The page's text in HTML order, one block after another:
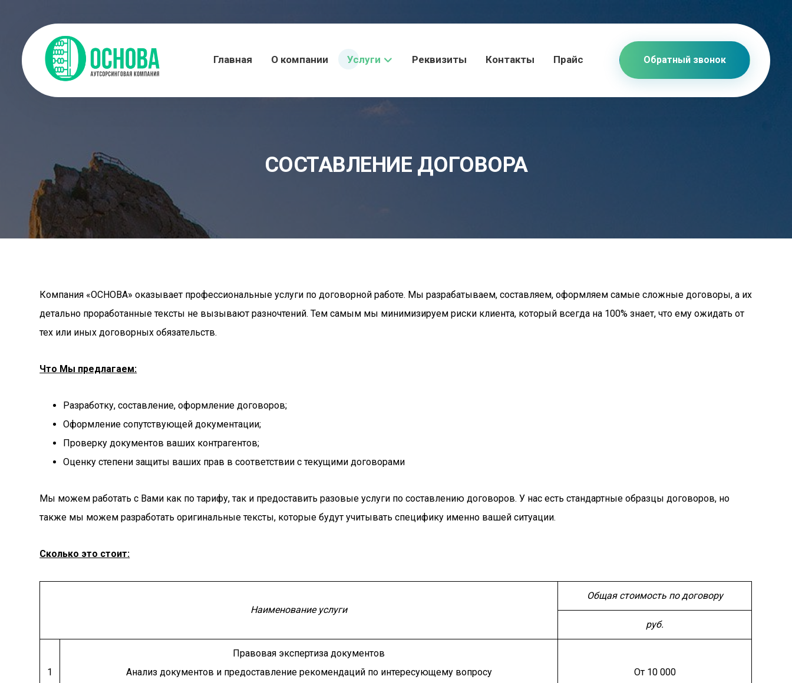
Главная О компании Услуги Реквизиты Контакты Прайс Обратный звонок
СОСТАВЛЕНИЕ ДОГОВОРА
Компания «ОСНОВА» оказывает профессиональные услуги по договорной работе. Мы разрабатываем, составляем, оформляем самые сложные договоры, а их
детально проработанные тексты не вызывают разночтений. Тем самым мы минимизируем риски клиента, который всегда на 100% знает, что ему ожидать от
тех или иных договорных обязательств.
Что Мы предлагаем:
Разработку, составление, оформление договоров;
Оформление сопутствующей документации;
Проверку документов ваших контрагентов;
Оценку степени защиты ваших прав в соответствии с текущими договорами
Мы можем работать с Вами как по тарифу, так и предоставить разовые услуги по составлению договоров. У нас есть стандартные образцы договоров, но
также мы можем разработать оригинальные тексты, которые будут учитывать специфику именно вашей ситуации.
Сколько это стоит:
Наименование услуги
Общая стоимость по договору
руб.
1
Правовая экспертиза документов
Анализ документов и предоставление рекомендаций по интересующему вопросу
От 10 000